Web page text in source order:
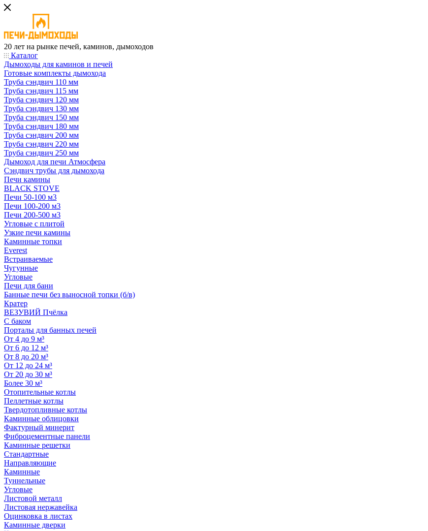
20 лет на рынке печей, каминов, дымоходов
Каталог
Дымоходы для каминов и печей
Готовые комплекты дымохода
Труба сэндвич 110 мм
Труба сэндвич 115 мм
Труба сэндвич 120 мм
Труба сэндвич 130 мм
Труба сэндвич 150 мм
Труба сэндвич 180 мм
Труба сэндвич 200 мм
Труба сэндвич 220 мм
Труба сэндвич 250 мм
Дымоход для печи Атмосфера
Сэндвич трубы для дымохода
Печи камины
BLACK STOVE
Печи 50-100 м3
Печи 100-200 м3
Печи 200-500 м3
Угловые с плитой
Узкие печи камины
Каминные топки
Everest
Встраиваемые
Чугунные
Угловые
Печи для бани
Банные печи без выносной топки (б/в)
Кратер
ВЕЗУВИЙ Пчёлка
С баком
Порталы для банных печей
От 4 до 9 м³
От 6 до 12 м³
От 8 до 20 м³
От 12 до 24 м³
От 20 до 30 м³
Более 30 м³
Отопительные котлы
Пеллетные котлы
Твердотопливные котлы
Каминные облицовки
Фактурный минерит
Фиброцементные панели
Каминные решетки
Стандартные
Направляющие
Каминные
Туннельные
Угловые
Листовой металл
Листовая нержавейка
Оцинковка в листах
Каминные дверки